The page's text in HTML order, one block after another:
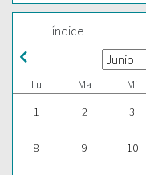
índice
Lu Ma Mi
1
2 3
8 9 10